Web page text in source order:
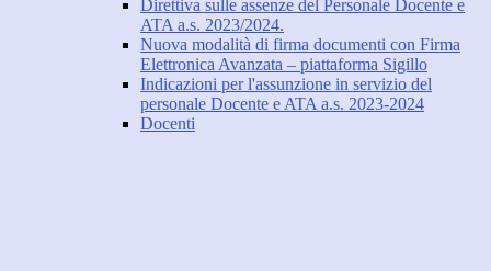
Direttiva sulle assenze del Personale Docente e
ATA a.s. 2023/2024.
Nuova modalità di firma documenti con Firma
Elettronica Avanzata – piattaforma Sigillo
Indicazioni per l'assunzione in servizio del
personale Docente e ATA a.s. 2023-2024
Docenti